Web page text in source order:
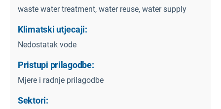
waste water treatment, water reuse, water supply
Klimatski utjecaji:
Nedostatak vode
Pristupi prilagodbe:
Mjere i radnje prilagodbe
Sektori: